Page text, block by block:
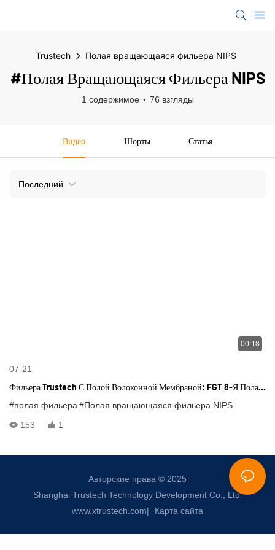
Trustech Полая вращающаяся фильера NIPS
#Полая Вращающаяся Фильера NIPS
1 содержимое 76 взгляды
Видео Шорты Статья
Последний
00:18
07-21
Фильера Trustech С Полой Волоконной Мембраной: FGT 8-Я Полая
Фильера. Онлайн-Замена Сердечника Фильеры.
#полая фильера #Полая вращающаяся фильера NIPS
153
1
Авторские права © 2025
Shanghai Trustech Technology Development Co., Ltd.
www.xtrustech.com| Карта сайта